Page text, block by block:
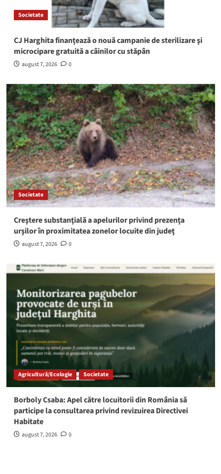
Societate
CJ Harghita finanţează o nouă campanie de sterilizare şi
microcipare gratuită a câinilor cu stăpân
august 7, 2026 0
Societate
Creştere substanţială a apelurilor privind prezenţa
urşilor în proximitatea zonelor locuite din judeţ
august 7, 2026 0
Agricultură/Ecologie Societate
Borboly Csaba: Apel către locuitorii din România să
participe la consultarea privind revizuirea Directivei
Habitate
august 7, 2026 0